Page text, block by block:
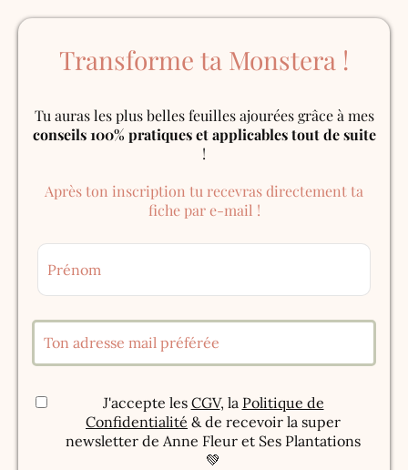
Transforme ta Monstera !
Tu auras les plus belles feuilles ajourées grâce à mes
conseils 100% pratiques et applicables tout de suite
!
Après ton inscription tu recevras directement ta
fiche par e-mail !
J'accepte les CGV, la Politique de
Confidentialité & de recevoir la super
newsletter de Anne Fleur et Ses Plantations
💚